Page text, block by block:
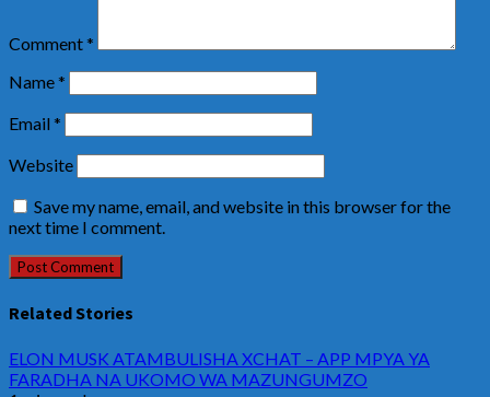
Comment*
Name*
Email*
Website
Save my name, email, and website in this browser for the
next time I comment.
Related Stories
ELON MUSK ATAMBULISHA XCHAT – APP MPYA YA
FARADHA NA UKOMO WA MAZUNGUMZO